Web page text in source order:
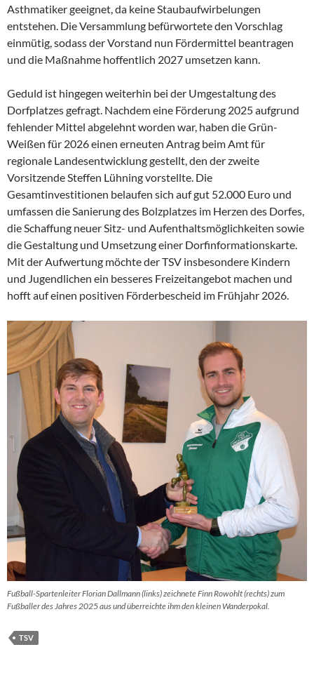
Asthmatiker geeignet, da keine Staubaufwirbelungen
entstehen. Die Versammlung befürwortete den Vorschlag
einmütig, sodass der Vorstand nun Fördermittel beantragen
und die Maßnahme hoffentlich 2027 umsetzen kann.
Geduld ist hingegen weiterhin bei der Umgestaltung des
Dorfplatzes gefragt. Nachdem eine Förderung 2025 aufgrund
fehlender Mittel abgelehnt worden war, haben die Grün-
Weißen für 2026 einen erneuten Antrag beim Amt für
regionale Landesentwicklung gestellt, den der zweite
Vorsitzende Steffen Lühning vorstellte. Die
Gesamtinvestitionen belaufen sich auf gut 52.000 Euro und
umfassen die Sanierung des Bolzplatzes im Herzen des Dorfes,
die Schaffung neuer Sitz- und Aufenthaltsmöglichkeiten sowie
die Gestaltung und Umsetzung einer Dorfinformationskarte.
Mit der Aufwertung möchte der TSV insbesondere Kindern
und Jugendlichen ein besseres Freizeitangebot machen und
hofft auf einen positiven Förderbescheid im Frühjahr 2026.
Fußball-Spartenleiter Florian Dallmann (links) zeichnete Finn Rowohlt (rechts) zum
Fußballer des Jahres 2025 aus und überreichte ihm den kleinen Wanderpokal.
TSV